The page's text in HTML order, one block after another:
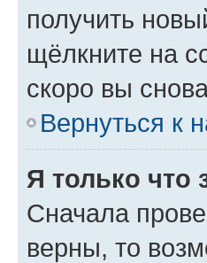
получить
щёлкните на
скоро вы
Вернуться к
Я только что
Сначала
верны, то